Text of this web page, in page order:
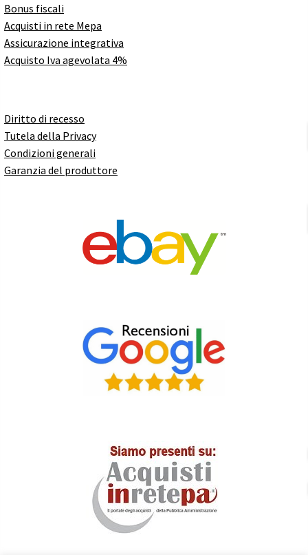
Bonus fiscali
Acquisti in rete Mepa
Assicurazione integrativa
Acquisto Iva agevolata 4%
Diritto di recesso
Tutela della Privacy
Condizioni generali
Garanzia del produttore